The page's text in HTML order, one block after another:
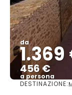
da
456 €
a persona
DESTINAZIONE: